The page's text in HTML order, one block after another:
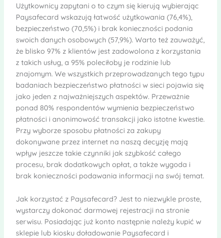
Użytkownicy zapytani o to czym się kierują wybierając
Paysafecard wskazują łatwość użytkowania (76,4%),
bezpieczeństwo (70,5%) i brak konieczności podania
swoich danych osobowych (57,9%). Warto też zauważyć,
że blisko 97% z klientów jest zadowolona z korzystania
z takich usług, a 95% poleciłoby je rodzinie lub
znajomym. We wszystkich przeprowadzanych tego typu
badaniach bezpieczeństwo płatności w sieci pojawia się
jako jeden z najważniejszych aspektów. Przeważnie
ponad 80% respondentów wymienia bezpieczeństwo
płatności i anonimowość transakcji jako istotne kwestie.
Przy wyborze sposobu płatności za zakupy
dokonywane przez internet na naszą decyzję mają
wpływ jeszcze takie czynniki jak szybkość całego
procesu, brak dodatkowych opłat, a także wygoda i
brak konieczności podawania informacji na swój temat.
Jak korzystać z Paysafecard? Jest to niezwykle proste,
wystarczy dokonać darmowej rejestracji na stronie
serwisu. Posiadając już konto następnie należy kupić w
sklepie lub kiosku doładowanie Paysafecard i